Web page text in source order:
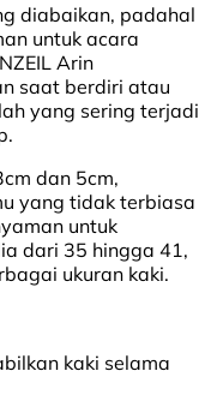
diabaikan, padahal
untuk acara
Arin
saat berdiri atau
yang sering terjadi
dan 5cm,
yang tidak terbiasa
untuk
dari 35 hingga 41,
ukuran kaki.
kaki selama